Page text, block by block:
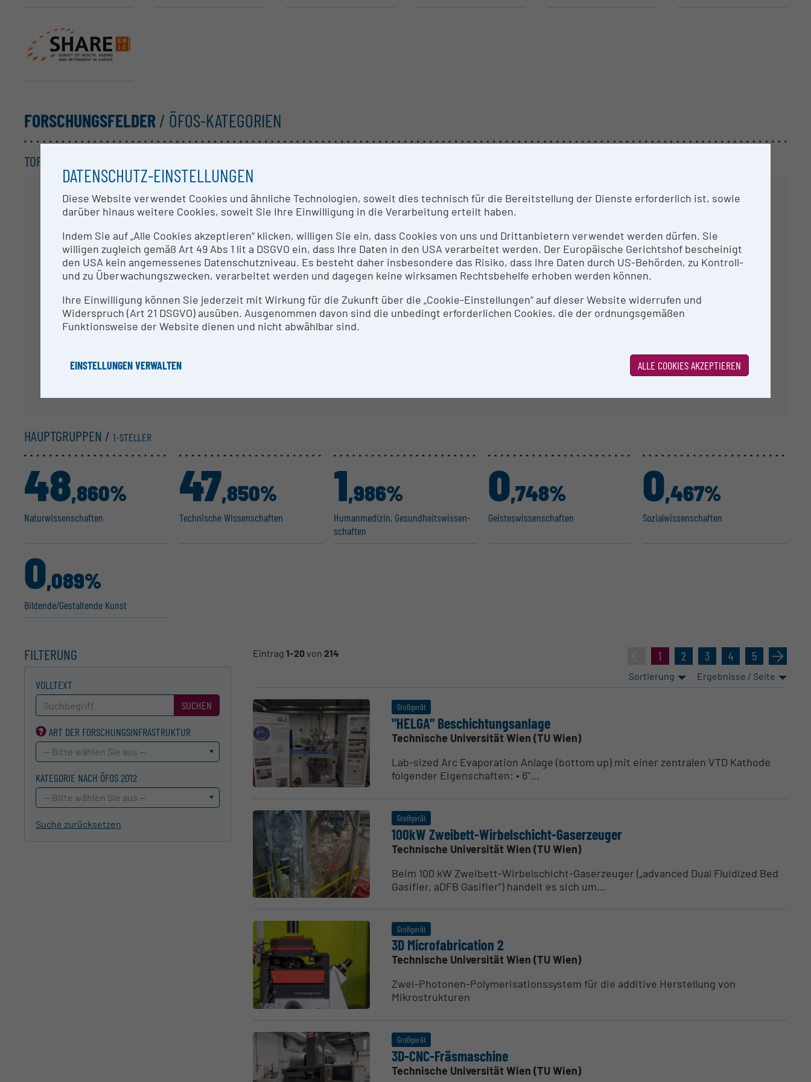
FORSCHUNGSFELDER/ ÖFOS-KATEGORIEN
TOP KATEGORIEN /
Ihre Datenschutz-Einstellungen verhindern die Anzeige der Diagramme.
Datenschutz-Einstellungen bearbeiten
HAUPTGRUPPEN /1-STELLER
Natur­wis­sen­schaften
48,860%
Technische Wissen­schaften
47,850%
Human­me­dizin, Gesund­heits­wis­sen­
schaften
1,986%
Geistes­wis­sen­schaften
0,748%
Sozial­wis­sen­schaften
0,467%
Bildende/Gestal­tende Kunst
0,089%
FILTERUNG
VOLLTEXT
SUCHEN
ART DER FORSCHUNGS­INFRASTRUKTUR
-- Bitte wählen Sie aus --
KATEGORIE NACH ÖFOS 2012
-- Bitte wählen Sie aus --
Suche zurücksetzen
Eintrag1-20von 214 1 2 3 4 5 »
Sortierung Ergebnisse / Seite
Großgerät
"HELGA" Beschich­tungs­anlage
Technische Universität Wien (TU Wien)
Lab-sized Arc Evaporation Anlage (bottom up) mit einer zentralen VTD Kathode
folgender Eigenschaften: • 6"...
Großgerät
100kW Zweibett-Wirbel­schicht-Gaser­zeuger
Technische Universität Wien (TU Wien)
Beim 100 kW Zweibett-Wirbelschicht-Gaserzeuger („advanced Dual Fluidized Bed
Gasifier, aDFB Gasifier“) handelt es sich um...
Großgerät
3D Micro­fa­bri­cation 2
Technische Universität Wien (TU Wien)
Zwei-Photonen-Polymerisationssystem für die additive Herstellung von
Mikrostrukturen
Großgerät
3D-CNC-Fräsma­schine
Technische Universität Wien (TU Wien)
DATENSCHUTZ-EINSTELLUNGEN
Diese Website verwendet Cookies und ähnliche Technologien, soweit dies technisch für die Bereitstellung der Dienste erforderlich ist, sowie
darüber hinaus weitere Cookies, soweit Sie Ihre Einwilligung in die Verarbeitung erteilt haben.
Indem Sie auf „Alle Cookies akzeptieren“ klicken, willigen Sie ein, dass Cookies von uns und Drittanbietern verwendet werden dürfen. Sie
willigen zugleich gemäß Art 49 Abs 1 lit a DSGVO ein, dass Ihre Daten in den USA verarbeitet werden. Der Europäische Gerichtshof bescheinigt
den USA kein angemessenes Datenschutzniveau. Es besteht daher insbesondere das Risiko, dass Ihre Daten durch US-Behörden, zu Kontroll-
und zu Überwachungszwecken, verarbeitet werden und dagegen keine wirksamen Rechtsbehelfe erhoben werden können.
Ihre Einwilligung können Sie jederzeit mit Wirkung für die Zukunft über die „Cookie-Einstellungen“ auf dieser Website widerrufen und
Widerspruch (Art 21 DSGVO) ausüben. Ausgenommen davon sind die unbedingt erforderlichen Cookies, die der ordnungsgemäßen
Funktionsweise der Website dienen und nicht abwählbar sind.
EINSTELLUNGEN VERWALTEN ALLE COOKIES AKZEPTIEREN